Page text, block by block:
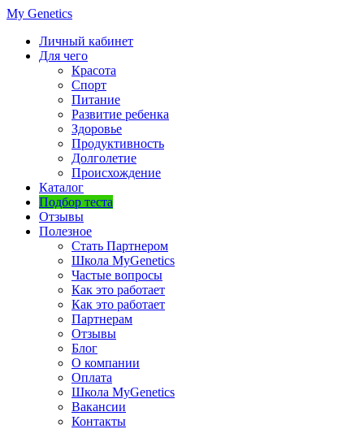
My Genetics
Личный кабинет
Для чего
Красота
Спорт
Питание
Развитие ребенка
Здоровье
Продуктивность
Долголетие
Происхождение
Каталог
Подбор теста
Отзывы
Полезное
Стать Партнером
Школа MyGenetics
Частые вопросы
Как это работает
Как это работает
Партнерам
Отзывы
Блог
О компании
Оплата
Школа MyGenetics
Вакансии
Контакты